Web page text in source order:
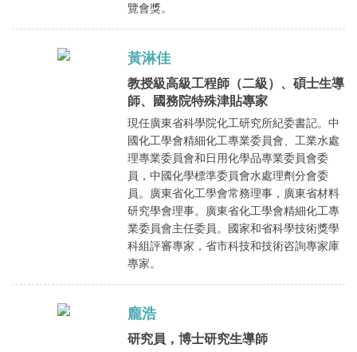
覽會獎。
黃淋佳
教授級高級工程師（二級）、碩士生導
師、國務院特殊津貼專家
現任廣東省科學院化工研究所紀委書記。中
國化工學會精細化工專業委員會、工業水處
理專業委員會和日用化學品專業委員會委
員，中國化學標準委員會水處理劑分會委
員。廣東省化工學會常務理事，廣東省材料
研究學會理事。廣東省化工學會精細化工專
業委員會主任委員。國家和省科學技術獎學
科組評審專家，省市科技和技術咨詢專家庫
專家。
龐浩
研究員，博士研究生導師